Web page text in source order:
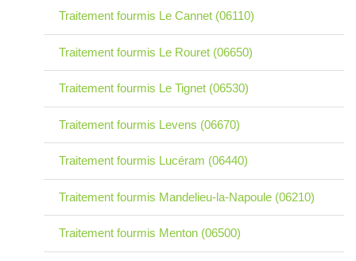
Traitement fourmis Le Cannet (06110)
Traitement fourmis Le Rouret (06650)
Traitement fourmis Le Tignet (06530)
Traitement fourmis Levens (06670)
Traitement fourmis Lucéram (06440)
Traitement fourmis Mandelieu-la-Napoule (06210)
Traitement fourmis Menton (06500)